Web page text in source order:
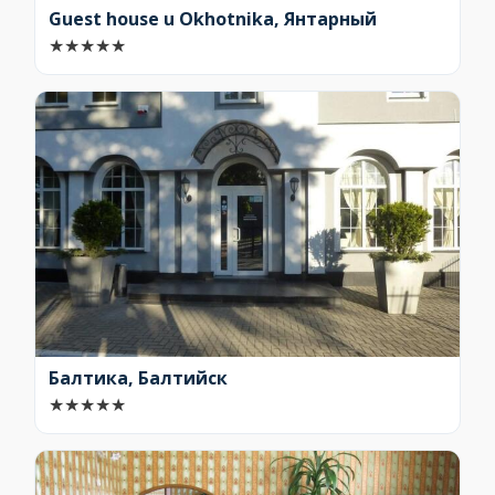
Guest house u Okhotnika, Янтарный
★★★★★
Балтика, Балтийск
★★★★★